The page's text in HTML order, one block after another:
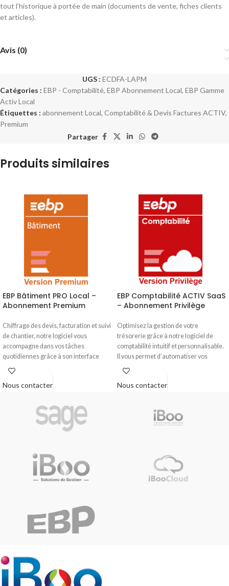
tout l’historique à portée de main (documents de vente, fiches clients
et articles).
Avis (0)
UGS : ECDFA-LAPM
Catégories : EBP - Comptabilité, EBP Abonnement Local, EBP Gamme
Activ Local
Étiquettes : abonnement Local, Comptabilité & Devis Factures ACTIV,
Premium
Partager
Produits similaires
EBP Bâtiment PRO Local –
Abonnement Premium
Chiffrage des devis, facturation et suivi
de chantier, notre logiciel vous
accompagne dans vos tâches
quotidiennes grâce à son interface
claire et intuitive. Gérez avec précision
bâtiment avec un outil adapté à votre
Nous contacter
EBP Comptabilité ACTIV SaaS
– Abonnement Privilège
Optimisez la gestion de votre
trésorerie grâce à notre logiciel de
comptabilité intuitif et personnalisable.
Il vous permet d’automatiser vos
écritures et de générer rapidement vos
Nous contacter